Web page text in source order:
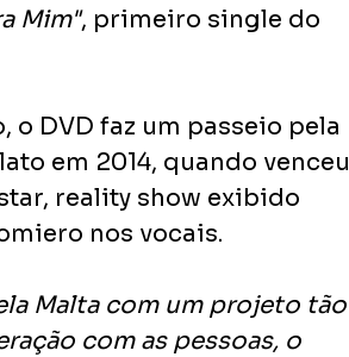
Mim", primeiro single do
DVD faz um passeio pela
em 2014, quando venceu
reality show exibido
nos vocais.
Malta com um projeto tão
com as pessoas, o